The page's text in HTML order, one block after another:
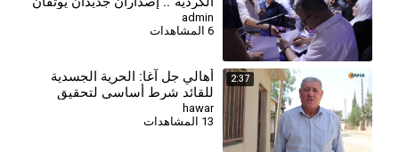
الهوية والذاكرة
admin
6 المشاهدات
2:37
أهالي جل آغا: الحرية الجسدية
للقائد شرط أساسي لتحقيق
السلام وحل القضية الكردية
hawar
13 المشاهدات